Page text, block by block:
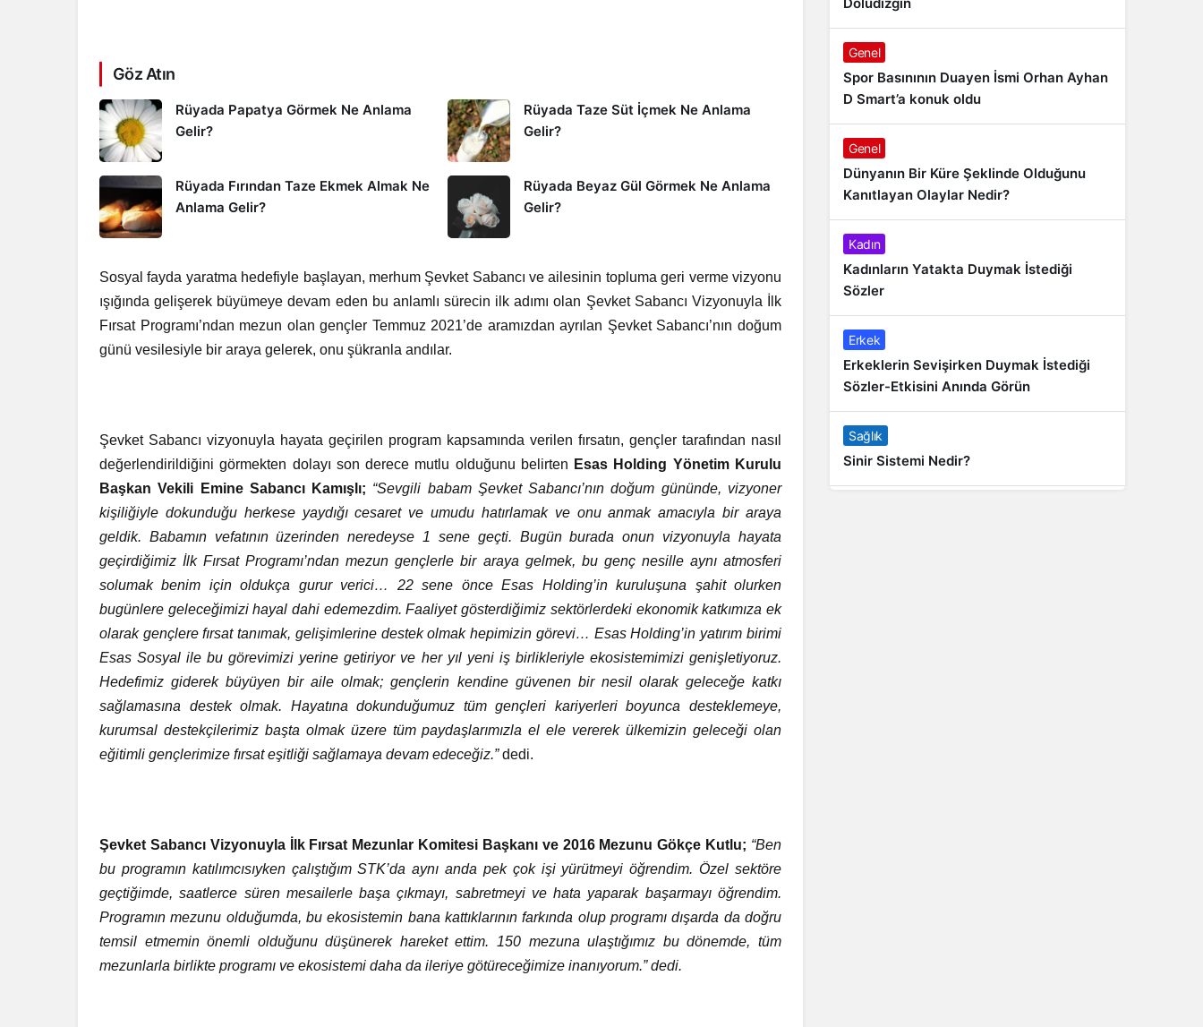
Göz Atın
Rüyada Papatya Görmek Ne Anlama
Gelir?
Rüyada Taze Süt İçmek Ne Anlama
Gelir?
Rüyada Fırından Taze Ekmek Almak Ne
Anlama Gelir?
Rüyada Beyaz Gül Görmek Ne Anlama
Gelir?
Sosyal fayda yaratma hedefiyle başlayan, merhum Şevket Sabancı ve ailesinin topluma geri verme vizyonu
ışığında gelişerek büyümeye devam eden bu anlamlı sürecin ilk adımı olan Şevket Sabancı Vizyonuyla İlk
Fırsat Programı’ndan mezun olan gençler Temmuz 2021’de aramızdan ayrılan Şevket Sabancı’nın doğum
günü vesilesiyle bir araya gelerek, onu şükranla andılar.
Şevket Sabancı vizyonuyla hayata geçirilen program kapsamında verilen fırsatın, gençler tarafından nasıl
değerlendirildiğini görmekten dolayı son derece mutlu olduğunu belirten Esas Holding Yönetim Kurulu
Başkan Vekili Emine Sabancı Kamışlı; “Sevgili babam Şevket Sabancı’nın doğum gününde, vizyoner
kişiliğiyle dokunduğu herkese yaydığı cesaret ve umudu hatırlamak ve onu anmak amacıyla bir araya
geldik. Babamın vefatının üzerinden neredeyse 1 sene geçti. Bugün burada onun vizyonuyla hayata
geçirdiğimiz İlk Fırsat Programı’ndan mezun gençlerle bir araya gelmek, bu genç nesille aynı atmosferi
solumak benim için oldukça gurur verici… 22 sene önce Esas Holding’in kuruluşuna şahit olurken
bugünlere geleceğimizi hayal dahi edemezdim. Faaliyet gösterdiğimiz sektörlerdeki ekonomik katkımıza ek
olarak gençlere fırsat tanımak, gelişimlerine destek olmak hepimizin görevi… Esas Holding’in yatırım birimi
Esas Sosyal ile bu görevimizi yerine getiriyor ve her yıl yeni iş birlikleriyle ekosistemimizi genişletiyoruz.
Hedefimiz giderek büyüyen bir aile olmak; gençlerin kendine güvenen bir nesil olarak geleceğe katkı
sağlamasına destek olmak. Hayatına dokunduğumuz tüm gençleri kariyerleri boyunca desteklemeye,
kurumsal destekçilerimiz başta olmak üzere tüm paydaşlarımızla el ele vererek ülkemizin geleceği olan
eğitimli gençlerimize fırsat eşitliği sağlamaya devam edeceğiz.”dedi.
Şevket Sabancı Vizyonuyla İlk Fırsat Mezunlar Komitesi Başkanı ve 2016 Mezunu Gökçe Kutlu; “Ben
bu programın katılımcısıyken çalıştığım STK’da aynı anda pek çok işi yürütmeyi öğrendim. Özel sektöre
geçtiğimde, saatlerce süren mesailerle başa çıkmayı, sabretmeyi ve hata yaparak başarmayı öğrendim.
Programın mezunu olduğumda, bu ekosistemin bana kattıklarının farkında olup programı dışarda da doğru
temsil etmemin önemli olduğunu düşünerek hareket ettim. 150 mezuna ulaştığımız bu dönemde, tüm
mezunlarla birlikte programı ve ekosistemi daha da ileriye götüreceğimize inanıyorum.” dedi.
Genel
Spor Basınının Duayen İsmi Orhan Ayhan
D Smart’a konuk oldu
Genel
Dünyanın Bir Küre Şeklinde Olduğunu
Kanıtlayan Olaylar Nedir?
Kadın
Kadınların Yatakta Duymak İstediği
Sözler
Erkek
Erkeklerin Sevişirken Duymak İstediği
Sözler-Etkisini Anında Görün
Sağlık
Sinir Sistemi Nedir?